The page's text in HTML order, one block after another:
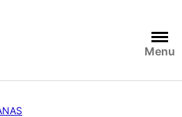
Menu